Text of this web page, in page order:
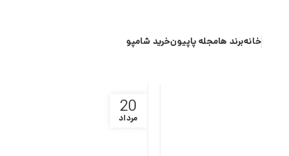
خانهبرند هامجله پاپیونخرید شامپو
20
مرداد